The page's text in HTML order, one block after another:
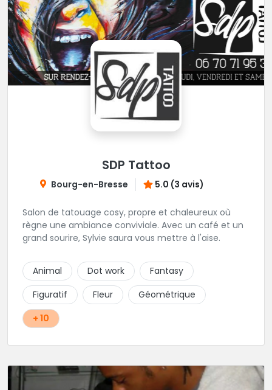
SDP Tattoo
Bourg-en-Bresse 5.0 (3 avis)
Salon de tatouage cosy, propre et chaleureux où
règne une ambiance conviviale. Avec un café et un
grand sourire, Sylvie saura vous mettre à l'aise.
Animal Dot work
Fantasy
Figuratif
Fleur
Géométrique
+ 10